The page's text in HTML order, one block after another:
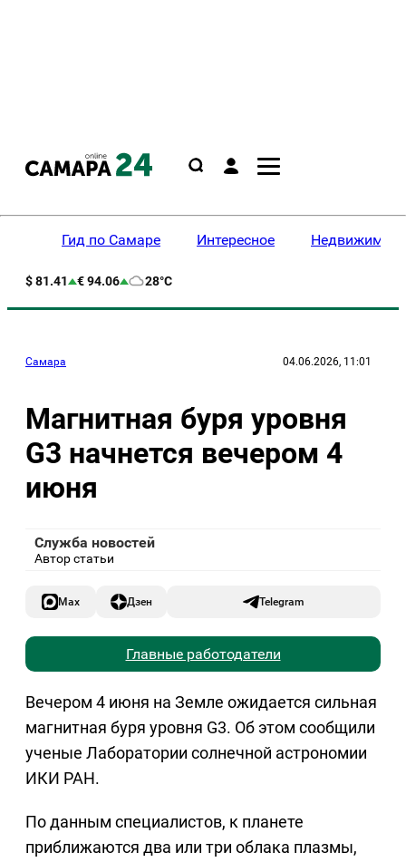
Гид по Самаре Интересное
$ 81.41 € 94.06 28°C
Самара 04.06.2026, 11:01
Магнитная буря уровня
G3 начнется вечером 4
июня
Служба новостей
Автор статьи
Max Дзен Telegram
Главные работодатели
Вечером 4 июня на Земле ожидается сильная
магнитная буря уровня G3. Об этом сообщили
ученые Лаборатории солнечной астрономии
ИКИ РАН.
По данным специалистов, к планете
приближаются два или три облака плазмы,